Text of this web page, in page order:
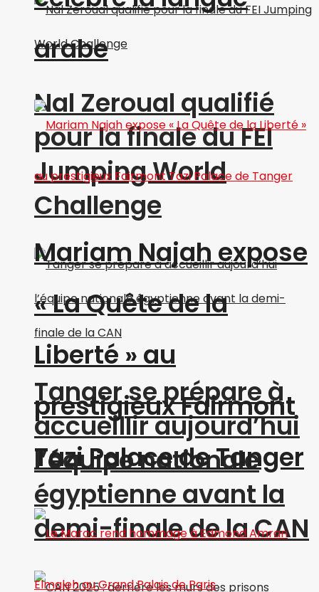
Nal Zeroual qualifié
pour la finale du FEI
Jumping World
Challenge
Tanger se prépare à
accueillir aujourd’hui
l’équipe nationale
égyptienne avant la
demi-finale de la CAN
arabe
Mariam Najah expose
« La Quête de la
Liberté » au
prestigieux Fairmont
Tazi Palace de Tanger